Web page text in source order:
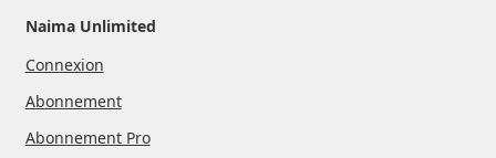
Naima Unlimited
Connexion
Abonnement
Abonnement Pro